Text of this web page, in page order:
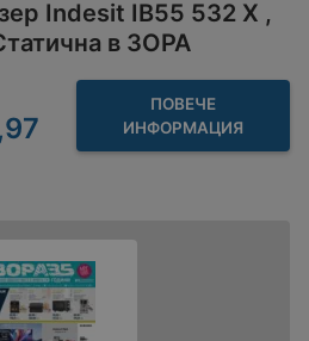
Indesit IB55 532 X ,
в ЗОРА
ПОВЕЧЕ
ИНФОРМАЦИЯ